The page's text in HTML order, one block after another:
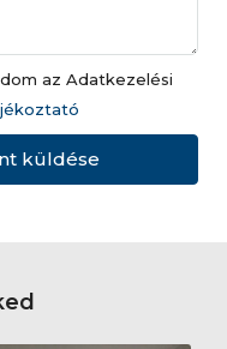
az Adatkezelési
küldése